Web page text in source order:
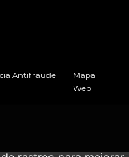
Antifraude
Mapa
Web